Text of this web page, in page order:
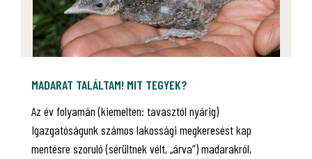
MADARAT TALÁLTAM! MIT TEGYEK?
Az év folyamán (kiemelten: tavasztól nyárig)
Igazgatóságunk számos lakossági megkeresést kap
mentésre szoruló (sérültnek vélt, „árva”) madarakról,